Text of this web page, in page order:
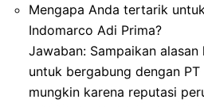
Mengapa Anda tertarik
Indomarco Adi Prima?
Jawaban: Sampaikan
untuk bergabung dengan
mungkin karena reputasi